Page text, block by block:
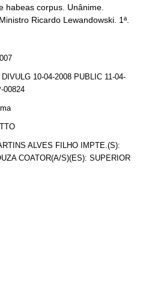
habeas corpus. Unânime.
Ricardo Lewandowski. 1ª.
DIVULG 10-04-2008 PUBLIC 11-04-
00824
ALVES FILHO IMPTE.(S):
COATOR(A/S)(ES): SUPERIOR